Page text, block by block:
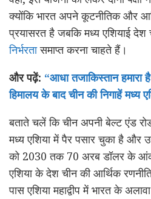
क्योंकि भारत अपने कूटनीतिक और
प्रयासरत है जबकि मध्य एशियाई
निर्भरतासमाप्त करना चाहते हैं।
और पढ़ें: “आधा तजाकिस्तान हमारा
हिमालय के बाद चीन की निगाहें मध्य
बताते चलें कि चीन अपनी बेल्ट एंड
मध्य एशिया में पैर पसार चुका है और
को 2030 तक 70 अरब डॉलर के
एशिया के देश चीन की आर्थिक
पास एशिया महाद्वीप में भारत के